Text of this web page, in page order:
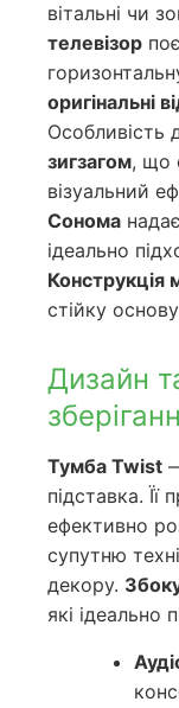
вітальні чи
телевізор
оригінальні
Особливість
зигзагом, що
візуальний
Сонома
ідеально
Конструкція
стійку
Дизайн
Тумба Twist
підставка.
ефективно
супутню
декору.
які ідеально